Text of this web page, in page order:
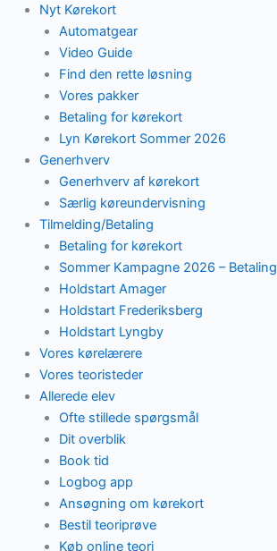
Nyt Kørekort
Automatgear
Video Guide
Find den rette løsning
Vores pakker
Betaling for kørekort
Lyn Kørekort Sommer 2026
Generhverv
Generhverv af kørekort
Særlig køreundervisning
Tilmelding/Betaling
Betaling for kørekort
Sommer Kampagne 2026 – Betaling
Holdstart Amager
Holdstart Frederiksberg
Holdstart Lyngby
Vores kørelærere
Vores teoristeder
Allerede elev
Ofte stillede spørgsmål
Dit overblik
Book tid
Logbog app
Ansøgning om kørekort
Bestil teoriprøve
Køb online teori